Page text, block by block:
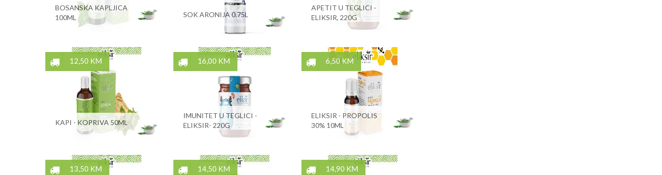
BOSANSKA KAPLJICA
100ML
SOK ARONIJA 0,75L
APETIT U TEGLICI -
ELIKSIR, 220G
12,50 KM
KAPI - KOPRIVA 50ML
16,00 KM
IMUNITET U TEGLICI -
ELIKSIR- 220G
6,50 KM
ELIKSIR - PROPOLIS
30% 10ML
13,50 KM 14,50 KM 14,90 KM